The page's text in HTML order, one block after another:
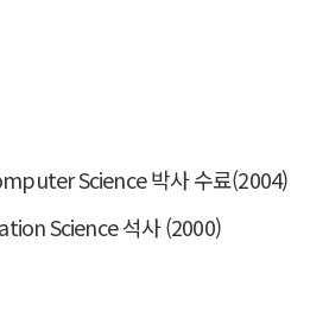
Science 박사 수료(2004)
Science 석사 (2000)